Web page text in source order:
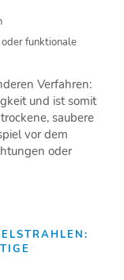
funktionale
Verfahren:
und ist somit
saubere
vor dem
oder